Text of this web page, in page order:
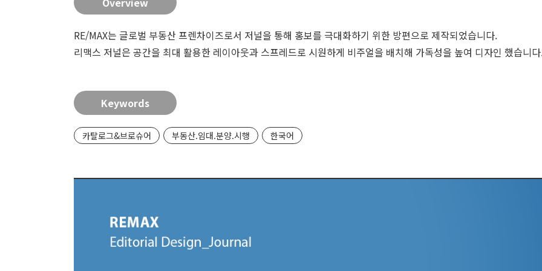
RE/MAX는 글로벌 부동산 프렌차이즈로서 저널을 통해 홍보를 극대화하기 위한 방편으로 제작되었습니다.
리맥스 저널은 공간을 최대 활용한 레이아웃과 스프레드로 시원하게 비주얼을 배치해 가독성을 높여 디자인 했습니
Keywords
카탈로그&브로슈어 부동산.임대.분양.시행 한국어